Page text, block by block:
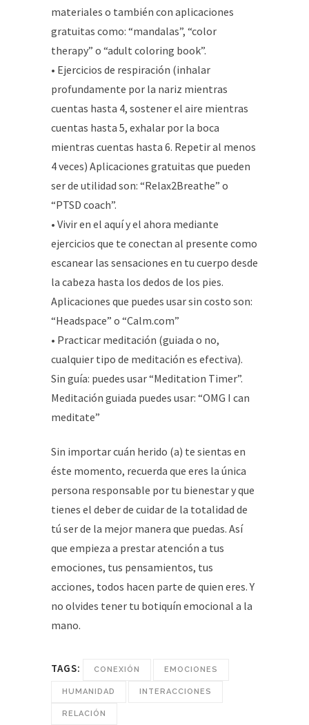
materiales o también con aplicaciones
gratuitas como: “mandalas”, “color
therapy” o “adult coloring book”.
• Ejercicios de respiración (inhalar
profundamente por la nariz mientras
cuentas hasta 4, sostener el aire mientras
cuentas hasta 5, exhalar por la boca
mientras cuentas hasta 6. Repetir al menos
4 veces) Aplicaciones gratuitas que pueden
ser de utilidad son: “Relax2Breathe” o
“PTSD coach”.
• Vivir en el aquí y el ahora mediante
ejercicios que te conectan al presente como
escanear las sensaciones en tu cuerpo desde
la cabeza hasta los dedos de los pies.
Aplicaciones que puedes usar sin costo son:
“Headspace” o “Calm.com”
• Practicar meditación (guiada o no,
cualquier tipo de meditación es efectiva).
Sin guía: puedes usar “Meditation Timer”.
Meditación guiada puedes usar: “OMG I can
meditate”
Sin importar cuán herido (a) te sientas en
éste momento, recuerda que eres la única
persona responsable por tu bienestar y que
tienes el deber de cuidar de la totalidad de
tú ser de la mejor manera que puedas. Así
que empieza a prestar atención a tus
emociones, tus pensamientos, tus
acciones, todos hacen parte de quien eres. Y
no olvides tener tu botiquín emocional a la
mano.
TAGS: CONEXIÓN EMOCIONES
HUMANIDAD INTERACCIONES
RELACIÓN